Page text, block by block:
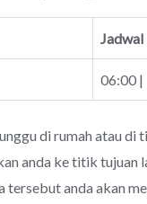
06:00 |
di rumah atau
anda ke titik tujuan
tersebut anda akan